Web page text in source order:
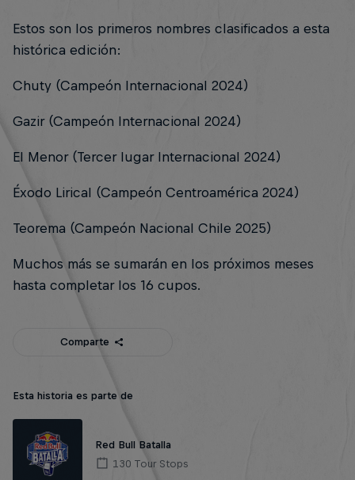
Estos son los primeros nombres clasificados a esta
histórica edición:
Chuty (Campeón Internacional 2024)
Gazir (Campeón Internacional 2024)
El Menor (Tercer lugar Internacional 2024)
Éxodo Lirical (Campeón Centroamérica 2024)
Teorema (Campeón Nacional Chile 2025)
Muchos más se sumarán en los próximos meses
hasta completar los 16 cupos.
Comparte
Esta historia es parte de
Red Bull Batalla
130 Tour Stops